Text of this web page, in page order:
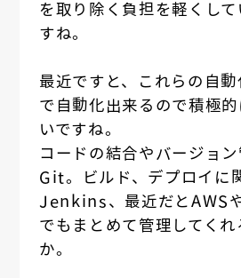
を取り除く負担を軽くし
すね。
最近ですと、これらの自
で自動化出来るので積極
いですね。
コードの結合やバージョ
Git。ビルド、デプロイに
Jenkins、最近だとAWS
でもまとめて管理してくれ
か。